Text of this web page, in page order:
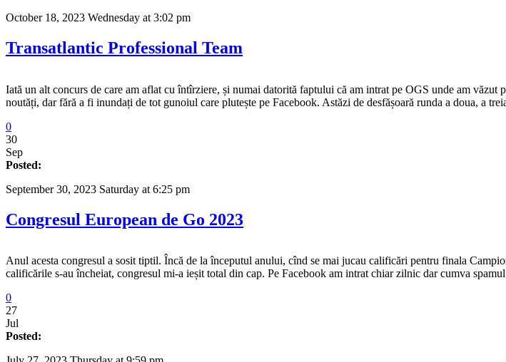
October 18, 2023 Wednesday at 3:02 pm
Transatlantic Professional Team
Iată un alt concurs de care am aflat cu întîrziere, și numai datorită faptului că am intrat pe OGS unde am văzut
noutăți, dar fără a fi inundați de tot gunoiul care plutește pe Facebook. Astăzi de desfășoară runda a doua, a
0
30
Sep
Posted:
September 30, 2023 Saturday at 6:25 pm
Congresul European de Go 2023
Anul acesta congresul a sosit tiptil. Încă de la începutul anului, cînd se mai jucau calificări pentru finala
calificările s-au încheiat, congresul mi-a ieșit total din cap. Pe Facebook am intrat chiar zilnic dar cumva
0
27
Jul
Posted: